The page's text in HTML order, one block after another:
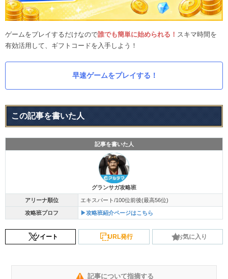
ゲームをプレイするだけなので誰でも簡単に始められる！ スキマ時間を
有効活用して、ギフトコードを入手しよう！
早速ゲームをプレイする！
この記事を書いた人
記事を書いた人
グランサガ攻略班
アリーナ順位 エキスパート/100位前後(最高56位)
攻略班プロフ ▶攻略班紹介ページはこちら
ツイート URL発行 お気に入り
記事について指摘する